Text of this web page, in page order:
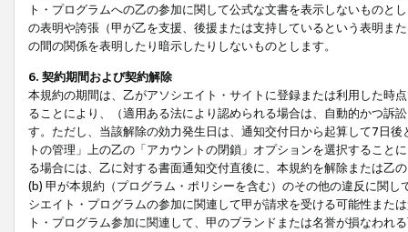
ト・プログラムへの乙の参加に関して公式な文書を表示しないもの
の表明や誇張（甲が乙を支援、後援または支持しているという表明ま
の間の関係を表明したり暗示したりしないものとします。
6. 契約期間および契約解除
本規約の期間は、乙がアソシエイト・サイトに登録または利用した時
ることにより、（適用ある法により認められる場合は、自動的かつ訴
す。ただし、当該解除の効力発生日は、通知交付日から起算して7日
トの管理」上の乙の「アカウントの閉鎖」オプションを選択するこ
る場合には、乙に対する書面通知交付直後に、本規約を解除または乙
(b) 甲が本規約（プログラム・ポリシーを含む）のその他の違反に関
シエイト・プログラムの参加に関連して甲が請求を受ける可能性また
ト・プログラム参加に関連して、甲のブランドまたは名誉が損なわれ